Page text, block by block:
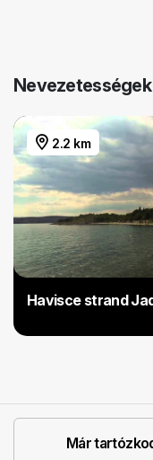
2.2 km
Havisce strand
Már